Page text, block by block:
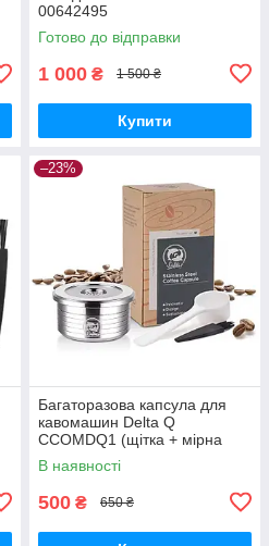
00642495
Готово до відправки
1 000 ₴ 1 500 ₴
Купити
–23%
Багаторазова капсула для
кавомашин Delta Q
CCOMDQ1 (щітка + мірна
ложка)
В наявності
500 ₴ 650 ₴